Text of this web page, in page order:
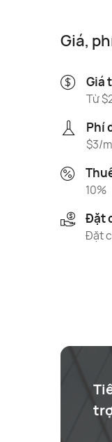
Giá,
Giá
Từ
Phí
$3/
10%
Đặt
Đặt